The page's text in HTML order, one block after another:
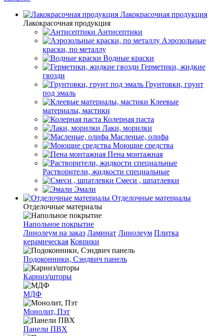
Лакокрасочная продукция
Лакокрасочная продукция
Антисептики
Аэрозольные
краски, по металлу
Водные краски
Герметики, жидкие
гвозди
Грунтовки, грунт
под эмаль
Клеевые
материалы, мастики
Колерная паста
Лаки, морилки
Масленые, олифа
Моющие средства
Пена монтажная
Растворители, жидкости специальные
Смеси , шпатлевки
Эмали
Отделочные материалы
Отделочные материалы
Напольное покрытие
Линолеум на заказ Ламинат Линолеум Плитка
керамическая Коврики
Подоконники, Сэндвич панель
Карниз/шторы
МДФ
Монолит, Пэт
Панели ПВХ